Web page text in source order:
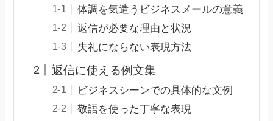
体調を気遣うビジネスメールの意義
返信が必要な理由と状況
失礼にならない表現方法
返信に使える例文集
ビジネスシーンでの具体的な文例
敬語を使った丁寧な表現